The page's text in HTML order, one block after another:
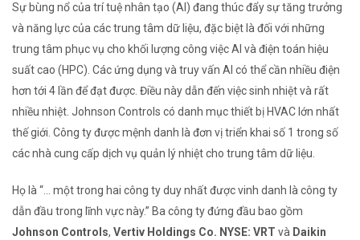
Sự bùng nổ của trí tuệ nhân tạo (AI) đang thúc đẩy sự tăng trưởng
và năng lực của các trung tâm dữ liệu, đặc biệt là đối với những
trung tâm phục vụ cho khối lượng công việc AI và điện toán hiệu
suất cao (HPC). Các ứng dụng và truy vấn AI có thể cần nhiều điện
hơn tới 4 lần để đạt được. Điều này dẫn đến việc sinh nhiệt và rất
nhiều nhiệt. Johnson Controls có danh mục thiết bị HVAC lớn nhất
thế giới. Công ty được mệnh danh là đơn vị triển khai số 1 trong số
các nhà cung cấp dịch vụ quản lý nhiệt cho trung tâm dữ liệu.
Họ là “… một trong hai công ty duy nhất được vinh danh là công ty
dẫn đầu trong lĩnh vực này.” Ba công ty đứng đầu bao gồm
Johnson Controls, Vertiv Holdings Co. NYSE: VRT và Daikin